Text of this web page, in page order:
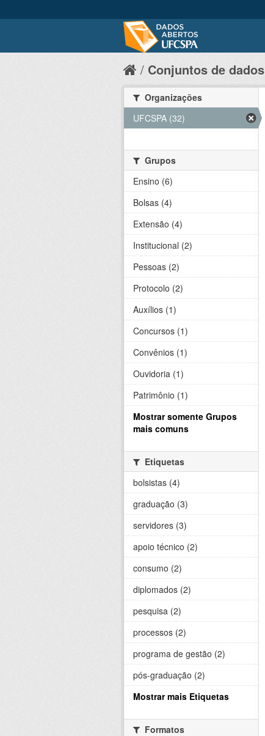
Conjuntos de dados
Organizações
UFCSPA (32)
Grupos
Ensino (6)
Bolsas (4)
Extensão (4)
Institucional (2)
Pessoas (2)
Protocolo (2)
Auxílios (1)
Concursos (1)
Convênios (1)
Ouvidoria (1)
Patrimônio (1)
Mostrar somente Grupos
mais comuns
Etiquetas
bolsistas (4)
graduação (3)
servidores (3)
apoio técnico (2)
consumo (2)
diplomados (2)
pesquisa (2)
processos (2)
programa de gestão (2)
pós-graduação (2)
Mostrar mais Etiquetas
Formatos